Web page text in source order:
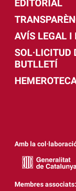
EDITORIAL
AVÍS LEGAL I
SOL·LICITUD
BUTLLETÍ
Amb la
Membres associats: